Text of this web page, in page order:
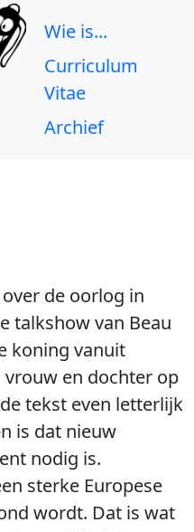
Wie is...
Curriculum
Vitae
Archief
de oorlog in
talkshow van Beau
koning vanuit
en dochter op
tekst even letterlijk
is dat nieuw
nodig is.
sterke Europese
wordt. Dat is wat